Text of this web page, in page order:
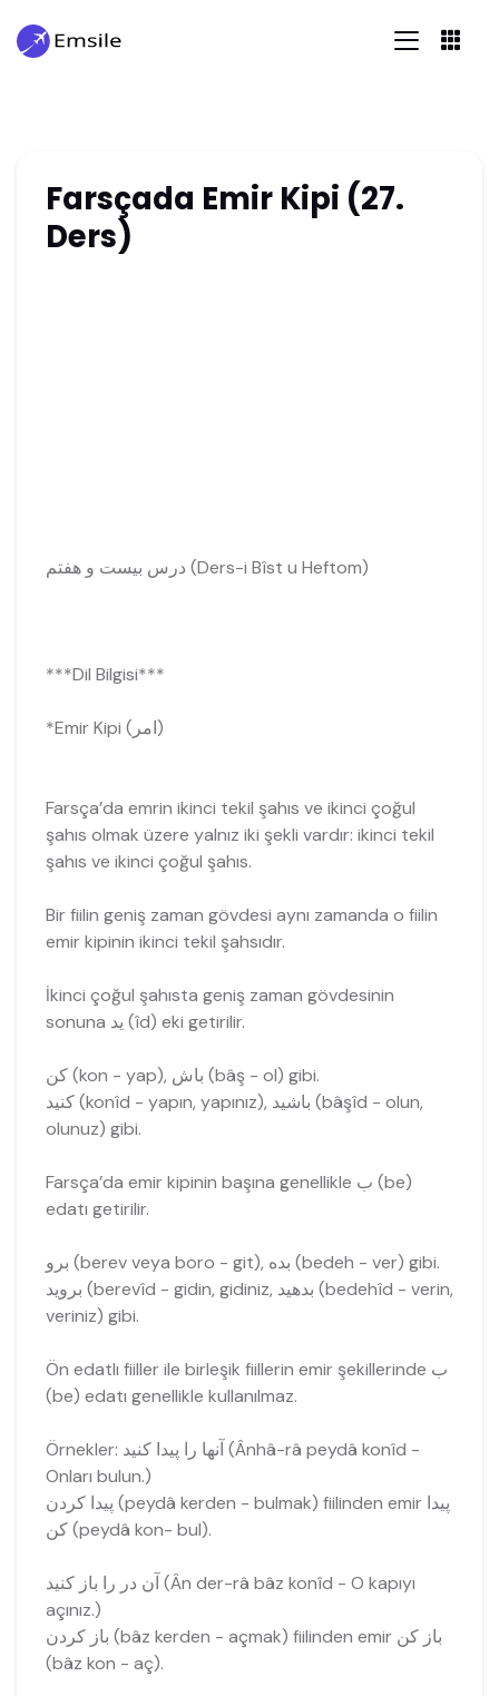
Farsçada Emir Kipi (27.
Ders)
درس بيست و هفتم (Ders-i Bîst u Heftom)
***Dil Bilgisi***
*Emir Kipi (امر)
Farsça’da emrin ikinci tekil şahıs ve ikinci çoğul
şahıs olmak üzere yalnız iki şekli vardır: ikinci tekil
şahıs ve ikinci çoğul şahıs.
Bir fiilin geniş zaman gövdesi aynı zamanda o fiilin
emir kipinin ikinci tekil şahsıdır.
İkinci çoğul şahısta geniş zaman gövdesinin
sonuna يد (îd) eki getirilir.
کن (kon - yap), باش (bâş - ol) gibi.
کنید (konîd - yapın, yapınız), باشید (bâşîd - olun,
olunuz) gibi.
Farsça’da emir kipinin başına genellikle ب (be)
edatı getirilir.
برو (berev veya boro - git), بده (bedeh - ver) gibi.
برويد (berevîd - gidin, gidiniz, بدهید (bedehîd - verin,
veriniz) gibi.
Ön edatlı fiiller ile birleşik fiillerin emir şekillerinde ب
(be) edatı genellikle kullanılmaz.
Örnekler: آنها را پیدا کنید (Ânhâ-râ peydâ konîd -
Onları bulun.)
پيدا کردن (peydâ kerden - bulmak) fiilinden emir پیدا
کن (peydâ kon- bul).
آن در را باز کنید (Ân der-râ bâz konîd - O kapıyı
açınız.)
باز کردن (bâz kerden - açmak) fiilinden emir باز کن
(bâz kon - aç).